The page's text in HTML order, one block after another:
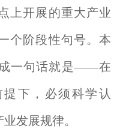
上开展的重大产业
个阶段性句号。本
一句话就是——在
下，必须科学认
发展规律。